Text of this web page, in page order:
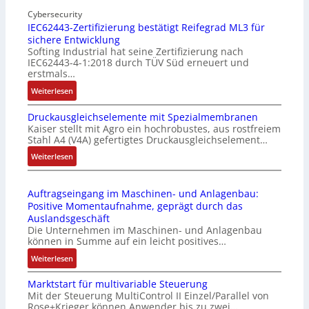
n
d
u
s
t
r
i
e
-
P
C
l
ä
s
t
s
i
c
h
f
l
e
b
i
l
f
u
n
k
m
o
d
u
l
e
r
i
n
g
e
n
G
u
Cybersecurity
IEC62443-Zertifizierung bestätigt Reifegrad ML3 für
sichere Entwicklung
Softing Industrial hat seine Zertifizierung nach
IEC62443-4-1:2018 durch TÜV Süd erneuert und
erstmals…
Weiterlesen:
I
E
6
2
4
3
-
Z
e
r
t
i
f
i
Druckausgleichselemente mit Spezialmembranen
Kaiser stellt mit Agro ein hochrobustes, aus rostfreiem
Stahl A4 (V4A) gefertigtes Druckausgleichselement…
Weiterlesen:
D
u
c
k
a
u
s
g
l
e
Auftragseingang im Maschinen- und Anlagenbau:
Positive Momentaufnahme, geprägt durch das
Auslandsgeschäft
Die Unternehmen im Maschinen- und Anlagenbau
können in Summe auf ein leicht positives…
Weiterlesen:
A
u
f
Marktstart für multivariable Steuerung
Mit der Steuerung MultiControl II Einzel/Parallel von